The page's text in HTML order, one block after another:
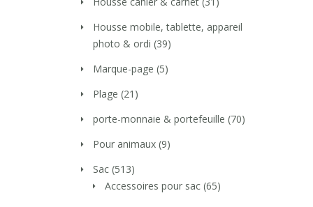
Housse mobile, tablette, appareil
photo & ordi (39)
Marque-page (5)
Plage (21)
porte-monnaie & portefeuille (70)
Pour animaux (9)
Sac (513)
Accessoires pour sac (65)